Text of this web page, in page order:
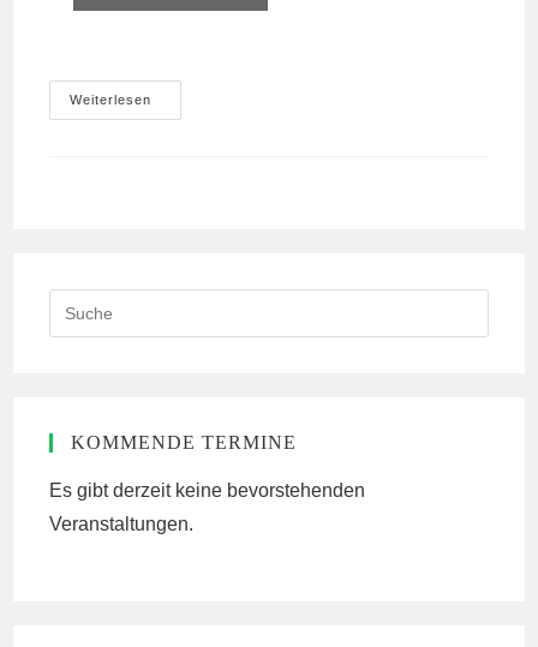
Weiterlesen
Berlin:
this
KOMMENDE TERMINE
Es gibt derzeit keine bevorstehenden
Veranstaltungen.